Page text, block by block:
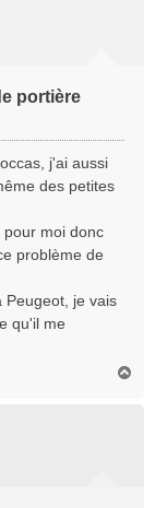
portière
j'ai aussi
des petites
moi donc
problème de
Peugeot, je vais
qu'il me